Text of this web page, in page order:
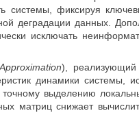
системы, фиксируя
деградации данных.
исключать
), реализующий
динамики системы,
точному выделению
матриц снижает